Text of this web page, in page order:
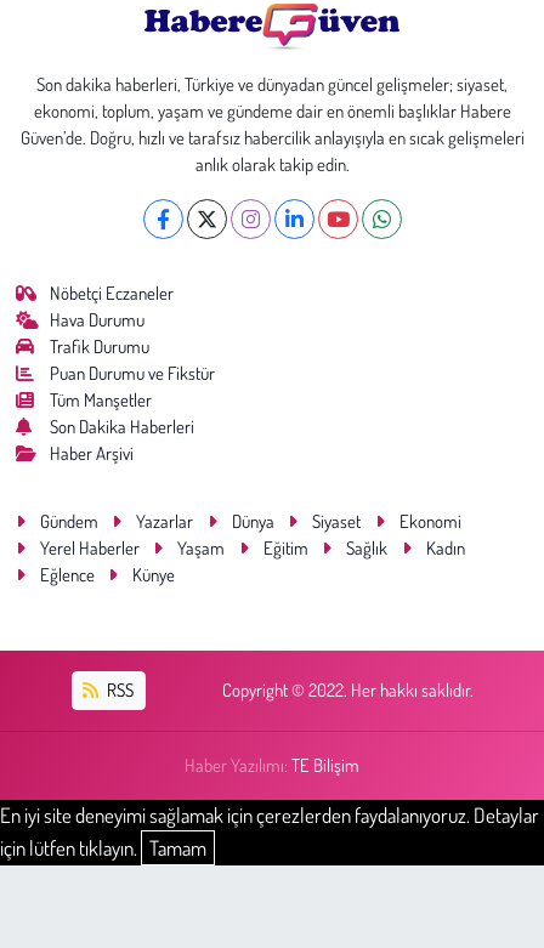
Son dakika haberleri, Türkiye ve dünyadan güncel gelişmeler; siyaset,
ekonomi, toplum, yaşam ve gündeme dair en önemli başlıklar Habere
Güven’de. Doğru, hızlı ve tarafsız habercilik anlayışıyla en sıcak gelişmeleri
anlık olarak takip edin.
Nöbetçi Eczaneler
Hava Durumu
Trafik Durumu
Puan Durumu ve Fikstür
Tüm Manşetler
Son Dakika Haberleri
Haber Arşivi
Gündem Yazarlar Dünya Siyaset
Ekonomi
Yerel Haberler
Yaşam Eğitim Sağlık
Kadın
Eğlence
Künye
RSS Copyright © 2022. Her hakkı saklıdır.
Haber Yazılımı: TE Bilişim
En iyi site deneyimi sağlamak için çerezlerden faydalanıyoruz. Detaylar
için lütfen tıklayın. Tamam
Spor
Çocuk
Kültür Sanat
İnsan Hakları
Hayvan Hakları
Çevre
Galeri
Günün İçinden
Vefat İlanları
Tarih
Tarım